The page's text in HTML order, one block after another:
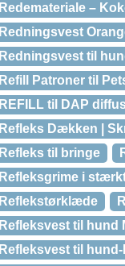
Redemateriale –
Redningsvest
Redningsvest til
Refill Patroner til
REFILL til DAP
Refleks Dækken |
Refleks til bringe
Refleksgrime i
Reflekstørklæde
Refleksvest til hund
Refleksvest til